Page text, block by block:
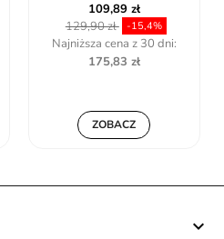
109,89 zł
129,90 zł
-15,4%
Najniższa cena z 30 dni:
175,83 zł
ZOBACZ
